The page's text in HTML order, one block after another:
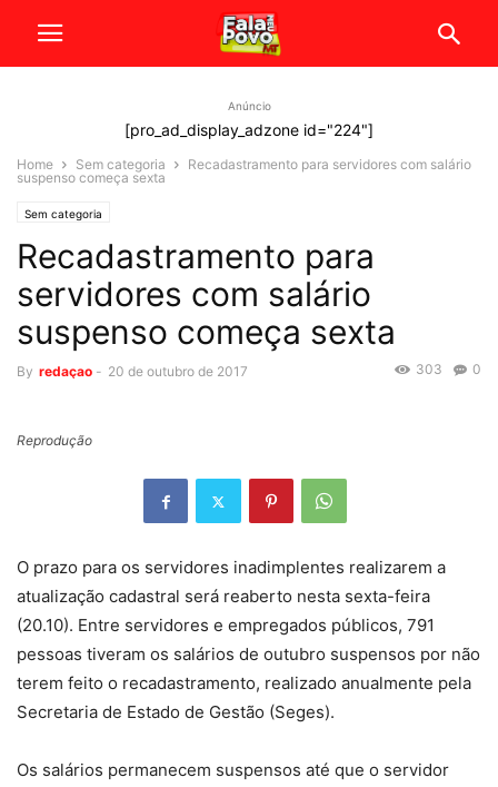
Anúncio
[pro_ad_display_adzone id="224"]
Home Sem categoria
Recadastramento para servidores com salário
suspenso começa sexta
Sem categoria
Recadastramento para
servidores com salário
suspenso começa sexta
By redaçao - 20 de outubro de 2017 0
303
Reprodução
O prazo para os servidores inadimplentes realizarem a
atualização cadastral será reaberto nesta sexta-feira
(20.10). Entre servidores e empregados públicos, 791
pessoas tiveram os salários de outubro suspensos por não
terem feito o recadastramento, realizado anualmente pela
Secretaria de Estado de Gestão (Seges).
Os salários permanecem suspensos até que o servidor